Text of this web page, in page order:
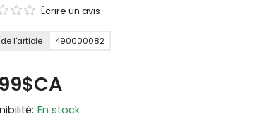
Écrire un avis
l'article 490000082
En stock